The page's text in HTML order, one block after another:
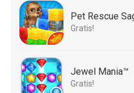
Pet Rescue
Gratis!
Jewel Mania™
Gratis!